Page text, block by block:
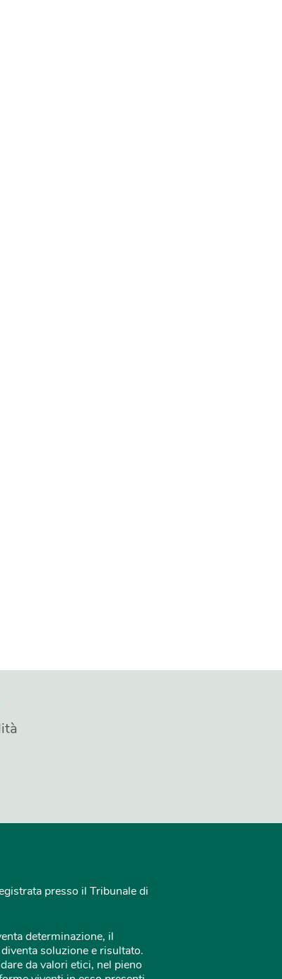
presso il Tribunale di
determinazione, il
soluzione e risultato.
da valori etici, nel pieno